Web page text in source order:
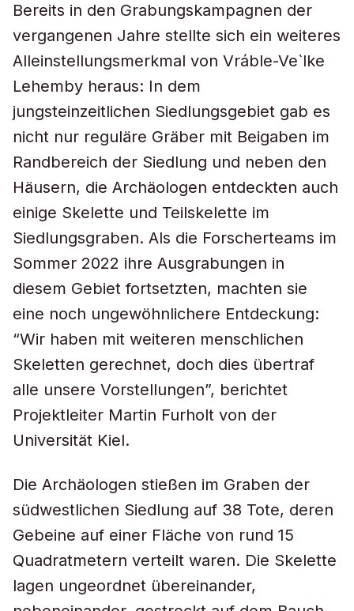
Bereits in den Grabungskampagnen der
vergangenen Jahre stellte sich ein weiteres
Alleinstellungsmerkmal von Vráble-Ve`lke
Lehemby heraus: In dem
jungsteinzeitlichen Siedlungsgebiet gab es
nicht nur reguläre Gräber mit Beigaben im
Randbereich der Siedlung und neben den
Häusern, die Archäologen entdeckten auch
einige Skelette und Teilskelette im
Siedlungsgraben. Als die Forscherteams im
Sommer 2022 ihre Ausgrabungen in
diesem Gebiet fortsetzten, machten sie
eine noch ungewöhnlichere Entdeckung:
“Wir haben mit weiteren menschlichen
Skeletten gerechnet, doch dies übertraf
alle unsere Vorstellungen”, berichtet
Projektleiter Martin Furholt von der
Universität Kiel.
Die Archäologen stießen im Graben der
südwestlichen Siedlung auf 38 Tote, deren
Gebeine auf einer Fläche von rund 15
Quadratmetern verteilt waren. Die Skelette
lagen ungeordnet übereinander,